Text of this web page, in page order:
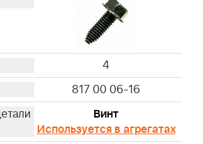
4
817 00 06-16
Винт
Используется в агрегатах